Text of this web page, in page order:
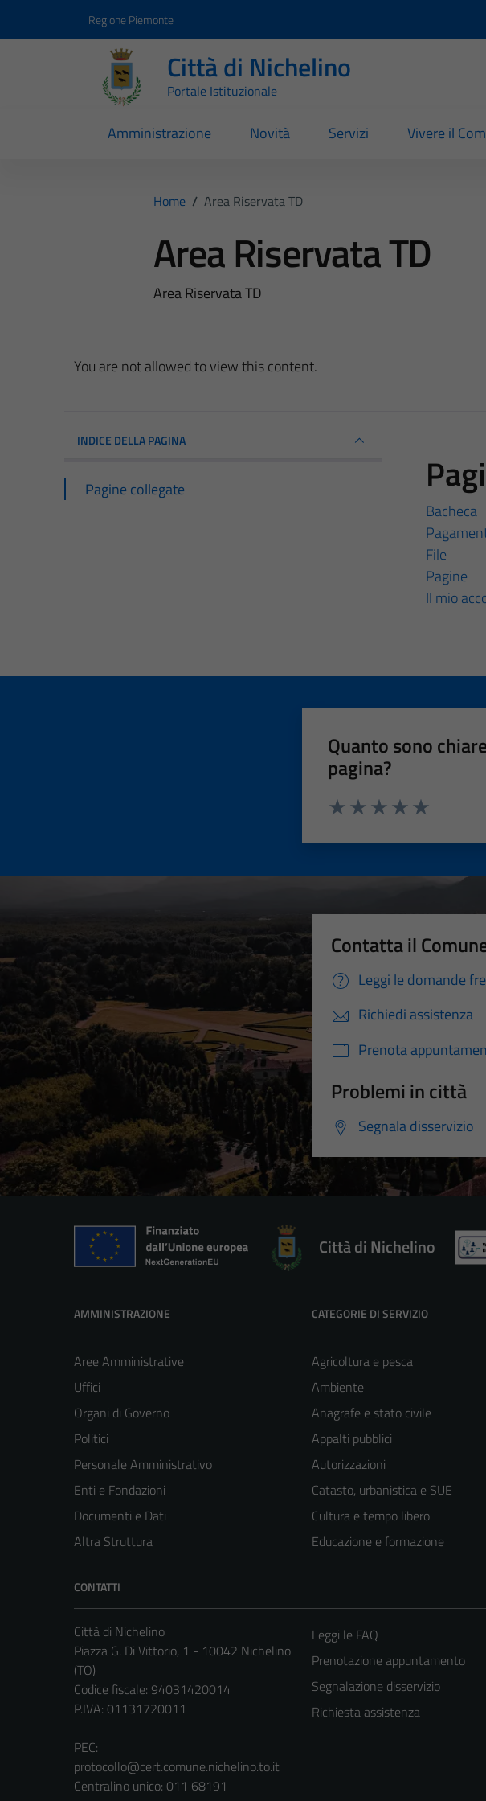
Regione Piemonte
Città di Nichelino
Portale Istituzionale
Amministrazione Novità Servizi Vivere il
Home / Area Riservata TD
Area Riservata TD
Area Riservata TD
You are not allowed to view this content.
INDICE DELLA PAGINA
Pagine collegate
Bacheca
File
Pagine
Il mio
Quanto sono
pagina?
Contatta il
Leggi le domande
Richiedi assistenza
Prenota
Problemi in città
Segnala disservizio
Città di Nichelino
AMMINISTRAZIONE
Aree Amministrative
Uffici
Organi di Governo
Politici
Personale Amministrativo
Enti e Fondazioni
Documenti e Dati
Altra Struttura
CATEGORIE DI SERVIZIO
Agricoltura e pesca
Ambiente
Anagrafe e stato civile
Appalti pubblici
Autorizzazioni
Catasto, urbanistica e SUE
Cultura e tempo libero
Educazione e formazione
CONTATTI
Città di Nichelino
Piazza G. Di Vittorio, 1 - 10042 Nichelino
(TO)
Codice fiscale: 94031420014
P.IVA: 01131720011
PEC:
protocollo@cert.comune.nichelino.to.it
Centralino unico: 011 68191
Leggi le FAQ
Prenotazione appuntamento
Segnalazione disservizio
Richiesta assistenza